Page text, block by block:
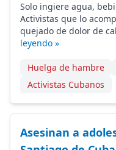
Solo ingiere agua,
Activistas que lo
quejado de dolor de
leyendo »
Huelga de hambre
Activistas Cubanos
Asesinan a